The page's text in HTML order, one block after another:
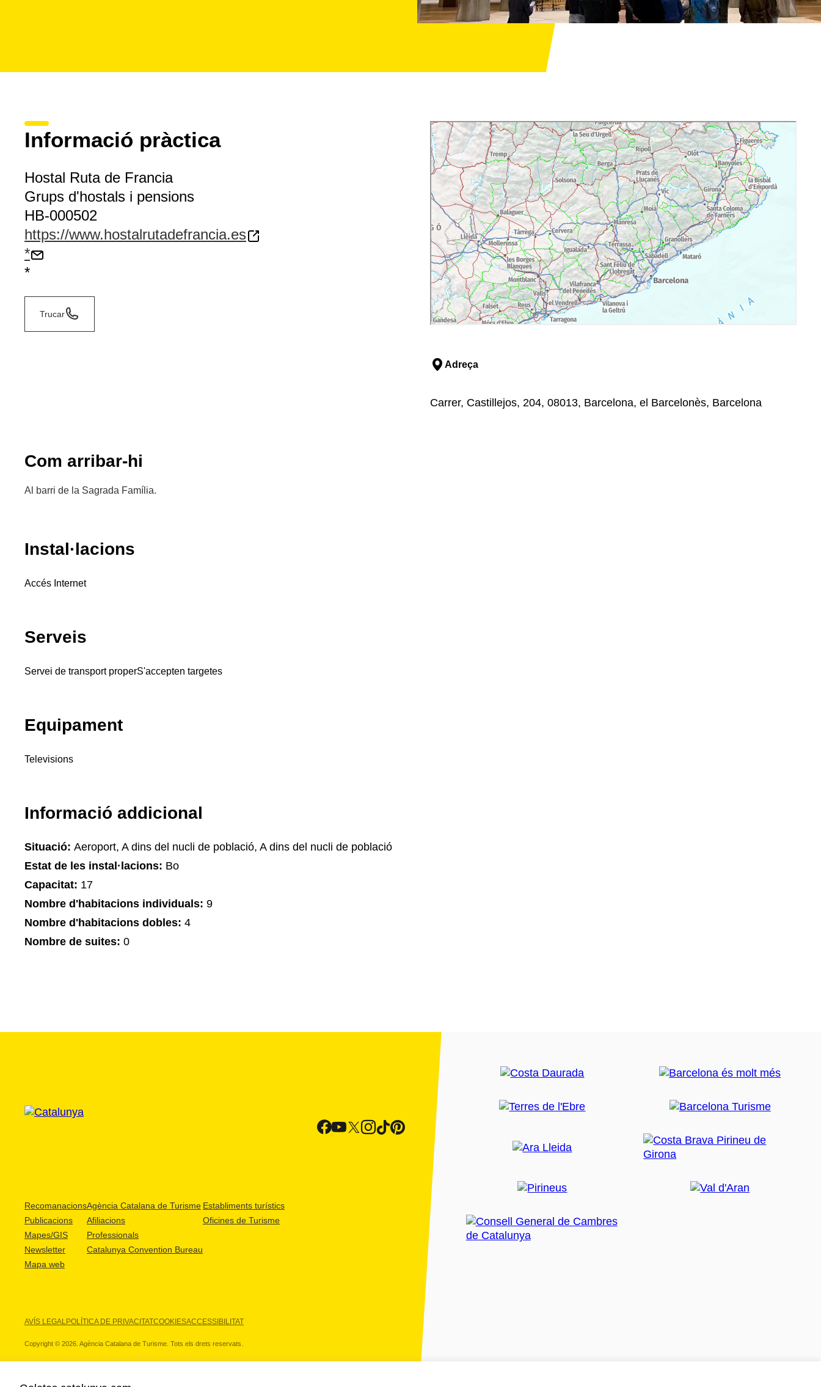
Informació pràctica
Hostal Ruta de Francia
Grups d'hostals i pensions
HB-000502
https://www.hostalrutadefrancia.es
*
*
Trucar
Adreça
Carrer, Castillejos, 204, 08013, Barcelona, el Barcelonès, Barcelona
Com arribar-hi
Al barri de la Sagrada Família.
Instal·lacions
Accés Internet
Serveis
Servei de transport properS'accepten targetes
Equipament
Televisions
Informació addicional
Situació: Aeroport, A dins del nucli de població, A dins del nucli de població
Estat de les instal·lacions: Bo
Capacitat: 17
Nombre d'habitacions individuals: 9
Nombre d'habitacions dobles: 4
Nombre de suites: 0
Recomanacions
Publicacions
Mapes/GIS
Newsletter
Mapa web
Agència Catalana de Turisme
Afiliacions
Professionals
Catalunya Convention Bureau
Establiments turístics
Oficines de Turisme
AVÍS LEGALPOLÍTICA DE PRIVACITATCOOKIESACCESSIBILITAT
Copyright © 2026. Agència Catalana de Turisme. Tots els drets reservats.